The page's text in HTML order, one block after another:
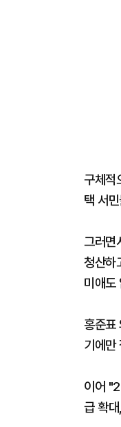
구체적
택 서
그러면
청산하
미애도
홍준표
기에만
이어
급 확